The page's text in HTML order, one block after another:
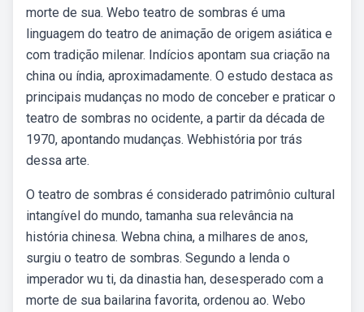
morte de sua. Webo teatro de sombras é uma
linguagem do teatro de animação de origem asiática e
com tradição milenar. Indícios apontam sua criação na
china ou índia, aproximadamente. O estudo destaca as
principais mudanças no modo de conceber e praticar o
teatro de sombras no ocidente, a partir da década de
1970, apontando mudanças. Webhistória por trás
dessa arte.
O teatro de sombras é considerado patrimônio cultural
intangível do mundo, tamanha sua relevância na
história chinesa. Webna china, a milhares de anos,
surgiu o teatro de sombras. Segundo a lenda o
imperador wu ti, da dinastia han, desesperado com a
morte de sua bailarina favorita, ordenou ao. Webo